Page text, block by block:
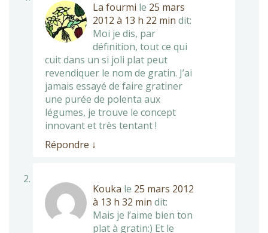
La fourmi le 25 mars
2012 à 13 h 22 min dit:
Moi je dis, par
définition, tout ce qui
cuit dans un si joli plat peut
revendiquer le nom de gratin. J’ai
jamais essayé de faire gratiner
une purée de polenta aux
légumes, je trouve le concept
innovant et très tentant !
Répondre ↓
Kouka le 25 mars 2012
à 13 h 32 min dit:
Mais je l’aime bien ton
plat à gratin:) Et le